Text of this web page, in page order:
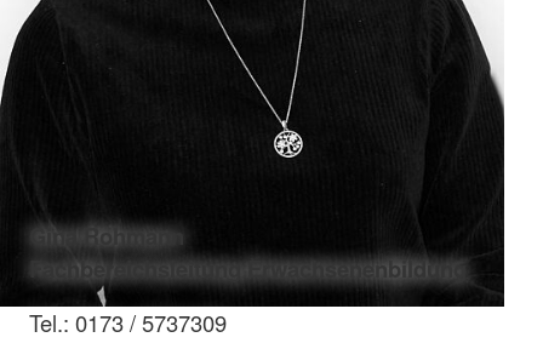
Gina Rohmann
Fachbereichsleitung Erwachsenenbildung
Tel.: 0173 / 5737309